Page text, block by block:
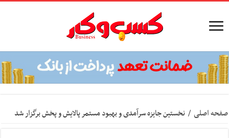
صفحه اصلی / نخستین جایزه سرآمدی و بهبود مستمر پالایش و پخش برگزار شد